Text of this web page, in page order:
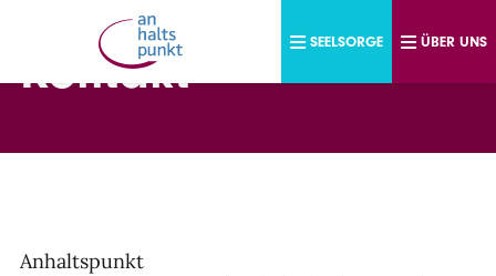
Direkt zum Inhalt
SEELSORGE ÜBER UNS
Kontakt
Anhaltspunkt